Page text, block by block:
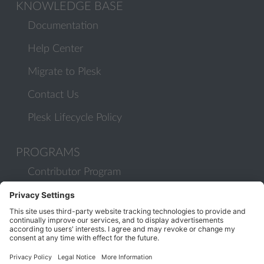
KNOWLEDGE BASE
Documentation
Help Center
Migrate to Plesk
Contact Us
Plesk Lifecycle Policy
PROGRAMS
Contributor Program
Partner Program
COMMUNITY